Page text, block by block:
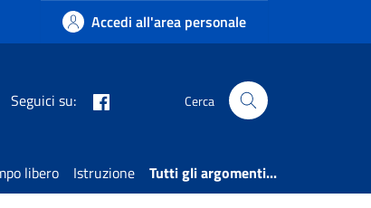
Accedi all'area personale
Seguici su: Cerca
libero Istruzione Tutti gli argomenti...